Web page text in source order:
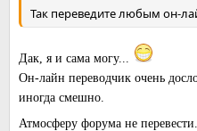
Так переведите любым он-
Дак, я и сама могу...
Он-лайн переводчик очень
иногда смешно.
Атмосферу форума не